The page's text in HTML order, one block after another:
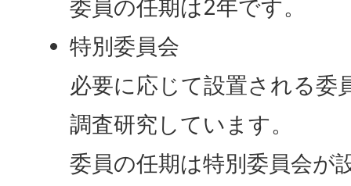
委員の任期は2年です。
特別委員会
必要に応じて設置される委
調査研究しています。
委員の任期は特別委員会が